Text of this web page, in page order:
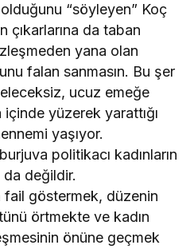
“söyleyen” Koç
da taban
yana olan
falan sanmasın. Bu şer
ucuz emeğe
yüzerek yarattığı
yaşıyor.
politikacı kadınların
değildir.
fail göstermek, düzenin
örtmekte ve kadın
önüne geçmek